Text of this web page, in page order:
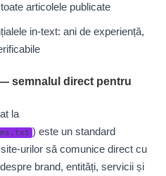
articolele publicate
in-text: ani de experiență,
semnalul direct pentru
la
) este un standard
urilor să comunice direct cu
brand, entități, servicii și